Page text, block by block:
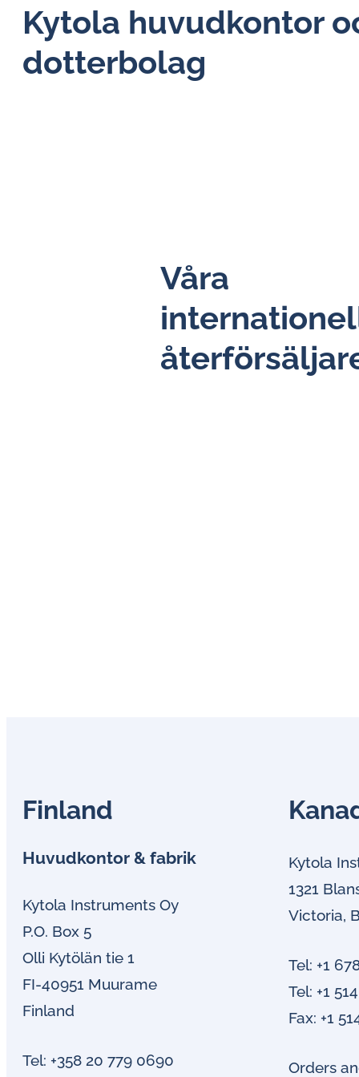
Kytola huvudkontor
dotterbolag
Våra
Finland
Huvudkontor & fabrik
Kytola Instruments Oy
P.O. Box 5
Olli Kytölän tie 1
FI-40951 Muurame
Finland
Tel: +358 20 779 0690
Kytola
1321
Victoria,
Tel: +1
Tel: +1
Fax: +1
Orders